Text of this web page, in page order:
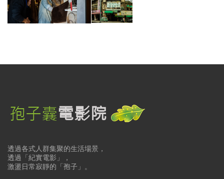
透過各式人群集聚的生活場景，
透過「紀實電影」，
激盪日常寂靜的「孢子」。